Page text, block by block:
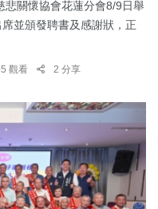
悲關懷協會花蓮分會8/9日舉
並頒發聘書及感謝狀，正
觀看 2 分享